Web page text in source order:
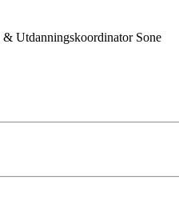
Utdanningskoordinator Sone